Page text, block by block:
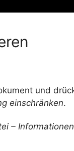
und
einschränken.
–